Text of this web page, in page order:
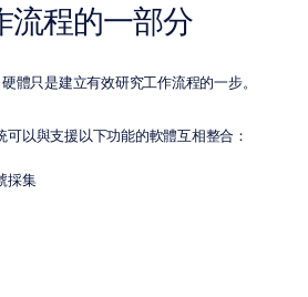
流程的一部分
體只是建立有效研究工作流程的一步。
以與支援以下功能的軟體互相整合：
採集